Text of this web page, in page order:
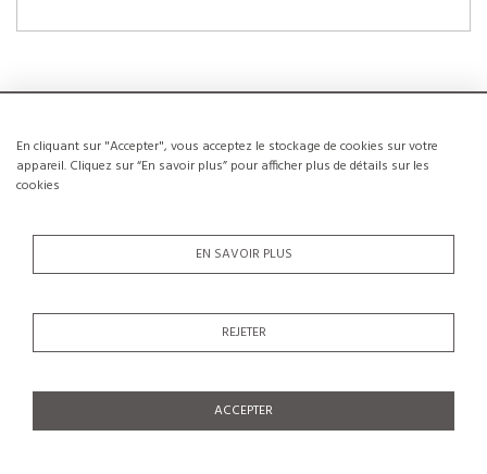
En cliquant sur "Accepter", vous acceptez le stockage de cookies sur votre
appareil. Cliquez sur “En savoir plus” pour afficher plus de détails sur les
cookies
EN SAVOIR PLUS
REJETER
ACCEPTER
NOUVEAUX CLIENTS
La création d’un compte a de nombreux avantages: sauvegarder la liste de vos
CRÉER UN COMPTE